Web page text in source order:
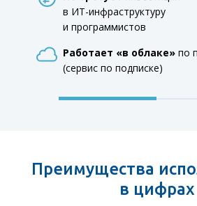
в ИТ-инфраструктуру
и программистов
Работает «в облаке»по
(сервис по подписке)
Преимущества
в цифрах